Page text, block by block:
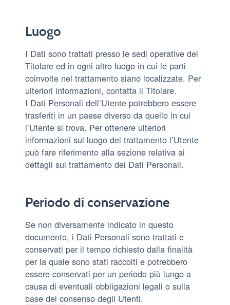
Luogo
I Dati sono trattati presso le sedi operative del
Titolare ed in ogni altro luogo in cui le parti
coinvolte nel trattamento siano localizzate. Per
ulteriori informazioni, contatta il Titolare.
I Dati Personali dell’Utente potrebbero essere
trasferiti in un paese diverso da quello in cui
l’Utente si trova. Per ottenere ulteriori
informazioni sul luogo del trattamento l’Utente
può fare riferimento alla sezione relativa ai
dettagli sul trattamento dei Dati Personali.
Periodo di conservazione
Se non diversamente indicato in questo
documento, i Dati Personali sono trattati e
conservati per il tempo richiesto dalla finalità
per la quale sono stati raccolti e potrebbero
essere conservati per un periodo più lungo a
causa di eventuali obbligazioni legali o sulla
base del consenso degli Utenti.